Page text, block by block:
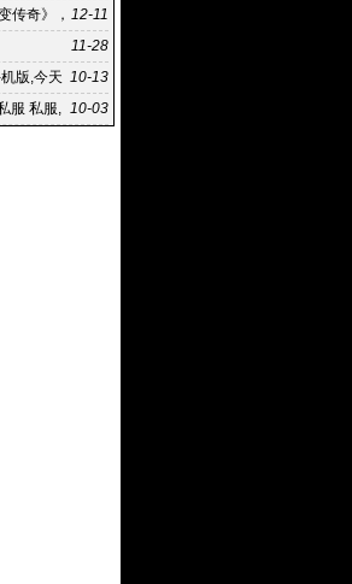
攻略
12-11
传奇》，
11-28
10-13
版,今天
10-03
服 私服,